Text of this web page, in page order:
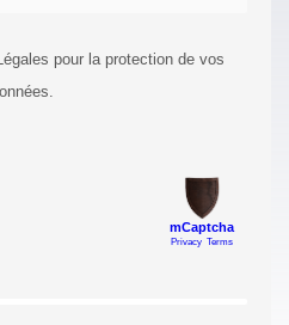
pour la protection de vos